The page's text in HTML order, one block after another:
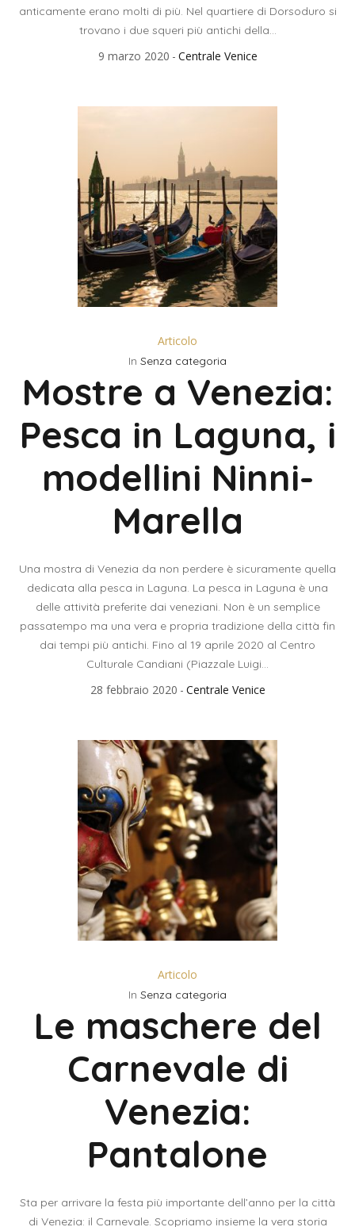
anticamente erano molti di più. Nel quartiere di Dorsoduro si
trovano i due squeri più antichi della...
9 marzo 2020 Centrale Venice
Articolo
In Senza categoria
Mostre a Venezia:
Pesca in Laguna, i
modellini Ninni-
Marella
Una mostra di Venezia da non perdere è sicuramente quella
dedicata alla pesca in Laguna. La pesca in Laguna è una
delle attività preferite dai veneziani. Non è un semplice
passatempo ma una vera e propria tradizione della città fin
dai tempi più antichi. Fino al 19 aprile 2020 al Centro
Culturale Candiani (Piazzale Luigi...
28 febbraio 2020 Centrale Venice
Articolo
In Senza categoria
Le maschere del
Carnevale di
Venezia:
Pantalone
Sta per arrivare la festa più importante dell’anno per la città
di Venezia: il Carnevale. Scopriamo insieme la vera storia